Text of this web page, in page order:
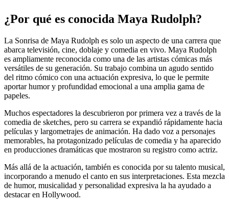
¿Por qué es conocida Maya Rudolph?
La Sonrisa de Maya Rudolph es solo un aspecto de una carrera que
abarca televisión, cine, doblaje y comedia en vivo. Maya Rudolph
es ampliamente reconocida como una de las artistas cómicas más
versátiles de su generación. Su trabajo combina un agudo sentido
del ritmo cómico con una actuación expresiva, lo que le permite
aportar humor y profundidad emocional a una amplia gama de
papeles.
Muchos espectadores la descubrieron por primera vez a través de la
comedia de sketches, pero su carrera se expandió rápidamente hacia
películas y largometrajes de animación. Ha dado voz a personajes
memorables, ha protagonizado películas de comedia y ha aparecido
en producciones dramáticas que mostraron su registro como actriz.
Más allá de la actuación, también es conocida por su talento musical,
incorporando a menudo el canto en sus interpretaciones. Esta mezcla
de humor, musicalidad y personalidad expresiva la ha ayudado a
destacar en Hollywood.